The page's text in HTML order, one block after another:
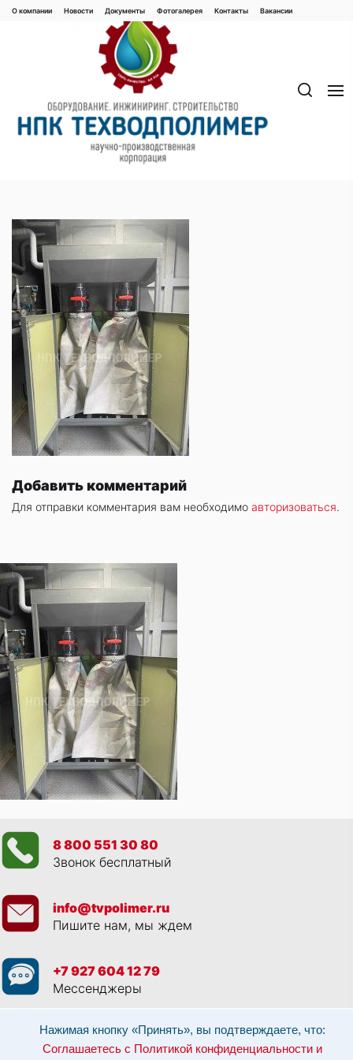
Нажимая кнопку «Принять», вы подтверждаете, что:
Соглашаетесь с Политикой конфиденциальности и
Перейти
Добавить комментарий
Для отправки комментария вам необходимо авторизоваться.
О компании Новости Документы Фотогалерея Контaкты Вакaнсии
8 800 551 30 80
Звонок бесплатный
info@tvpolimer.ru
Пишите нам, мы ждем
+7 927 604 12 79
Мессенджеры
Просматривая данный веб сайт, и обращаясь к нам, вы:Соглашаетесь с
Разрешаете обработку персональных данных в соответствии с 152-ФЗ